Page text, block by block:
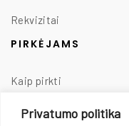
Privatumo politika
Rekvizitai
PIRKĖJAMS
Kaip pirkti
Taisyklės